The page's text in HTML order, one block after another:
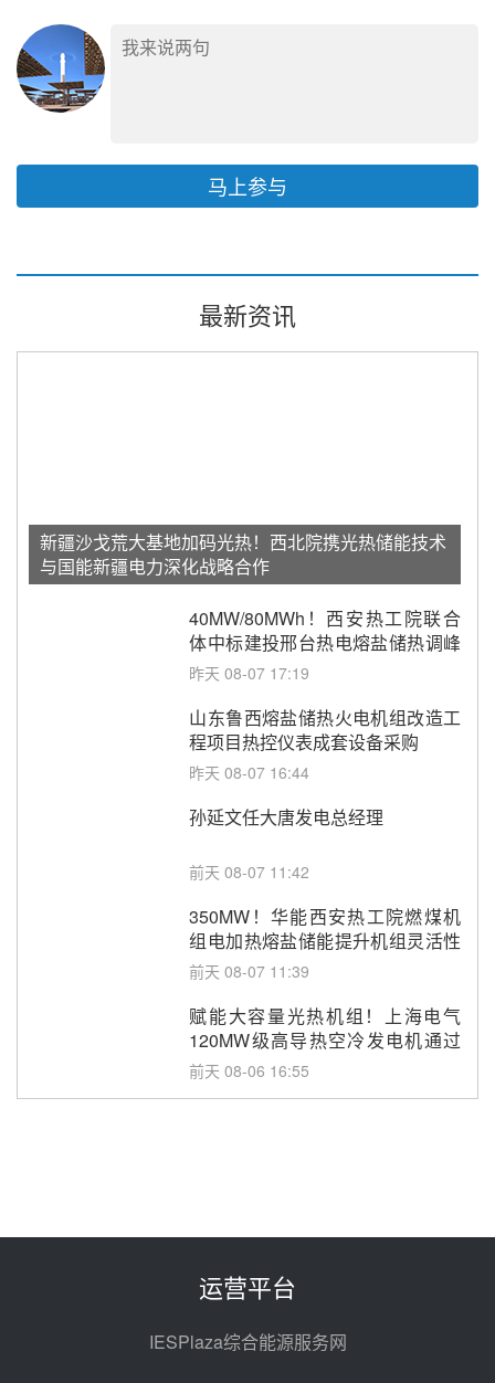
马上参与
最新资讯
新疆沙戈荒大基地加码光热！西北院携光热储能技术
与国能新疆电力深化战略合作
40MW/80MWh！西安热工院联合
体中标建投邢台热电熔盐储热调峰
调频改造EPC项目
昨天 08-07 17:19
山东鲁西熔盐储热火电机组改造工
程项目热控仪表成套设备采购
昨天 08-07 16:44
孙延文任大唐发电总经理
前天 08-07 11:42
350MW！华能西安热工院燃煤机
组电加热熔盐储能提升机组灵活性
改造项目初步设计第三方评审服务
前天 08-07 11:39
赋能大容量光热机组！上海电气
120MW级高导热空冷发电机通过
型式试验
前天 08-06 16:55
100MW光工程性能试验采购
光热示范电站二列蒸汽发生器设备
运营平台
IESPlaza综合能源服务网